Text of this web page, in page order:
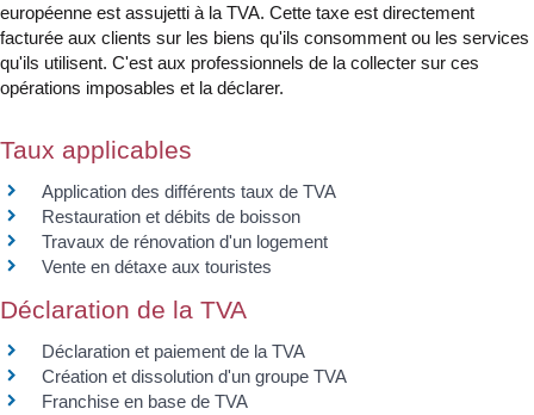
européenne est assujetti à la TVA. Cette taxe est directement
facturée aux clients sur les biens qu'ils consomment ou les services
qu'ils utilisent. C'est aux professionnels de la collecter sur ces
opérations imposables et la déclarer.
Taux applicables
Application des différents taux de TVA
Restauration et débits de boisson
Travaux de rénovation d'un logement
Vente en détaxe aux touristes
Déclaration de la TVA
Déclaration et paiement de la TVA
Création et dissolution d'un groupe TVA
Franchise en base de TVA